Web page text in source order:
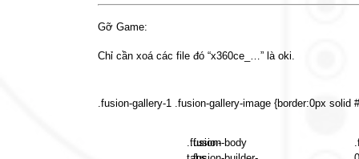
Gỡ Game:
Chỉ cần xoá các file đó “x360ce_…” là oki.
.fusion-gallery-1 .fusion-gallery-image {border:0px solid
.fusion-
.fusion-body